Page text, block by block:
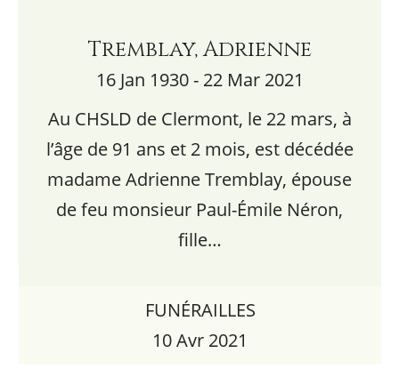
Tremblay, Adrienne
16 Jan 1930 - 22 Mar 2021
Au CHSLD de Clermont, le 22 mars, à
l’âge de 91 ans et 2 mois, est décédée
madame Adrienne Tremblay, épouse
de feu monsieur Paul-Émile Néron,
fille…
FUNÉRAILLES
10 Avr 2021